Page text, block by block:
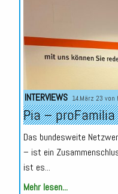
INTERVIEWS 14.März 23 von
Pia –
Das bundesweite
– ist ein
ist es...
Mehr lesen...